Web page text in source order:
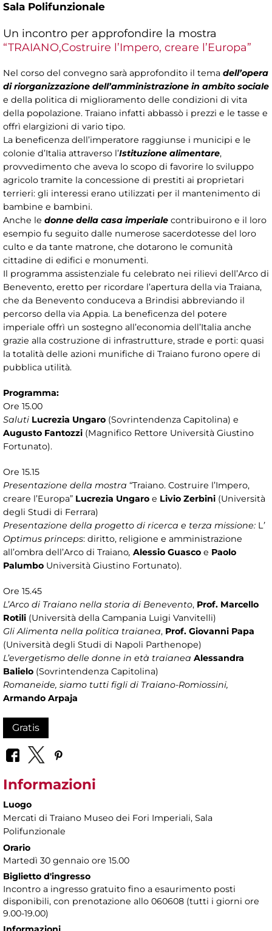
Sala Polifunzionale
Un incontro per approfondire la mostra
“TRAIANO,Costruire l’Impero, creare l’Europa”
Nel corso del convegno sarà approfondito il tema dell’opera
di riorganizzazione dell’amministrazione in ambito sociale
e della politica di miglioramento delle condizioni di vita
della popolazione. Traiano infatti abbassò i prezzi e le tasse e
offrì elargizioni di vario tipo.
La beneficenza dell’imperatore raggiunse i municipi e le
colonie d’Italia attraverso l’Istituzione alimentare,
provvedimento che aveva lo scopo di favorire lo sviluppo
agricolo tramite la concessione di prestiti ai proprietari
terrieri: gli interessi erano utilizzati per il mantenimento di
bambine e bambini.
Anche le donne della casa imperiale contribuirono e il loro
esempio fu seguito dalle numerose sacerdotesse del loro
culto e da tante matrone, che dotarono le comunità
cittadine di edifici e monumenti.
Il programma assistenziale fu celebrato nei rilievi dell’Arco di
Benevento, eretto per ricordare l’apertura della via Traiana,
che da Benevento conduceva a Brindisi abbreviando il
percorso della via Appia. La beneficenza del potere
imperiale offrì un sostegno all’economia dell’Italia anche
grazie alla costruzione di infrastrutture, strade e porti: quasi
la totalità delle azioni munifiche di Traiano furono opere di
pubblica utilità.
Programma:
Ore 15.00
Saluti Lucrezia Ungaro (Sovrintendenza Capitolina) e
Augusto Fantozzi (Magnifico Rettore Università Giustino
Fortunato).
Ore 15.15
Presentazione della mostra “Traiano. Costruire l’Impero,
creare l’Europa” Lucrezia Ungaro e Livio Zerbini (Università
degli Studi di Ferrara)
Presentazione della progetto di ricerca e terza missione: L’
Optimus princeps: diritto, religione e amministrazione
all’ombra dell’Arco di Traiano, Alessio Guasco e Paolo
Palumbo Università Giustino Fortunato).
Ore 15.45
L’Arco di Traiano nella storia di Benevento, Prof. Marcello
Rotili (Università della Campania Luigi Vanvitelli)
Gli Alimenta nella politica traianea, Prof. Giovanni Papa
(Università degli Studi di Napoli Parthenope)
L’evergetismo delle donne in età traianea Alessandra
Balielo (Sovrintendenza Capitolina)
Romaneide, siamo tutti figli di Traiano-Romiossini,
Armando Arpaja
Gratis
Informazioni
Luogo
Mercati di Traiano Museo dei Fori Imperiali, Sala
Polifunzionale
Orario
Martedì 30 gennaio ore 15.00
Biglietto d'ingresso
Incontro a ingresso gratuito fino a esaurimento posti
disponibili, con prenotazione allo 060608 (tutti i giorni ore
9.00-19.00)